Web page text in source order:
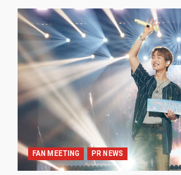
FAN MEETING PR NEWS